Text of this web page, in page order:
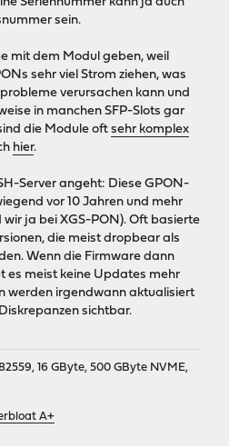
sein.
mit dem Modul geben, weil
sehr viel Strom ziehen, was
verursachen kann und
in manchen SFP-Slots gar
die Module oftsehr komplex
hier.
Server angeht: Diese GPON-
vor 10 Jahren und mehr
wir ja bei XGS-PON). Oft basierte
die meist dropbear als
Wenn die Firmware dann
es meist keine Updates mehr
werden irgendwann aktualisiert
sichtbar.
16 GByte, 500 GByte NVME,
A+